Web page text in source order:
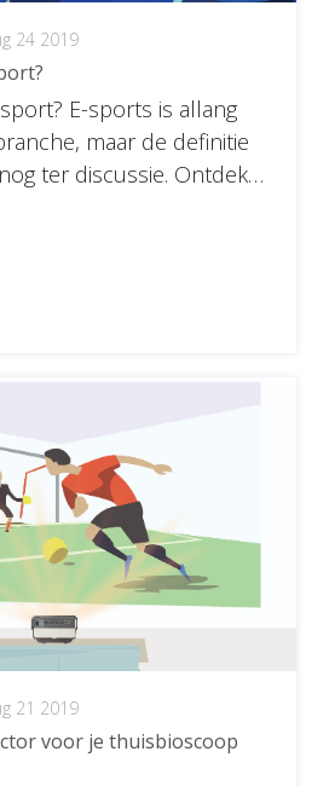
24 2019
E-sports is allang
maar de definitie
ter discussie. Ontdek
21 2019
voor je thuisbioscoop